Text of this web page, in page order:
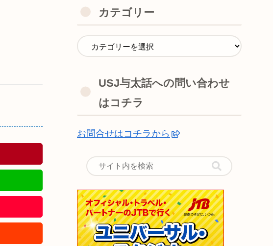
カテゴリー
USJ与太話への問い合わせ
はコチラ
お問合せはコチラから